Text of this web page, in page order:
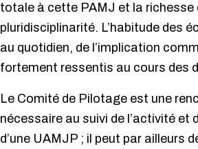
totale à cette PAMJ et la richesse
pluridisciplinarité. L’habitude des
au quotidien, de l’implication
fortement ressentis au cours des
Le Comité de Pilotage est une
nécessaire au suivi de l’activité et
d’une UAMJP ; il peut par ailleurs